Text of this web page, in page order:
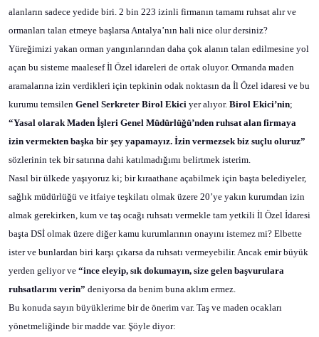
alanların sadece yedide biri. 2 bin 223 izinli firmanın tamamı ruhsat alır ve
ormanları talan etmeye başlarsa Antalya’nın hali nice olur dersiniz?
Yüreğimizi yakan orman yangınlarından daha çok alanın talan edilmesine yol
açan bu sisteme maalesef İl Özel idareleri de ortak oluyor. Ormanda maden
aramalarına izin verdikleri için tepkinin odak noktasın da İl Özel idaresi ve bu
kurumu temsilen Genel Serkreter Birol Ekici yer alıyor. Birol Ekici’nin;
“Yasal olarak Maden İşleri Genel Müdürlüğü’nden ruhsat alan firmaya
izin vermekten başka bir şey yapamayız. İzin vermezsek biz suçlu oluruz”
sözlerinin tek bir satırına dahi katılmadığımı belirtmek isterim.
Nasıl bir ülkede yaşıyoruz ki; bir kıraathane açabilmek için başta belediyeler,
sağlık müdürlüğü ve itfaiye teşkilatı olmak üzere 20’ye yakın kurumdan izin
almak gerekirken, kum ve taş ocağı ruhsatı vermekle tam yetkili İl Özel İdaresi
başta DSİ olmak üzere diğer kamu kurumlarının onayını istemez mi? Elbette
ister ve bunlardan biri karşı çıkarsa da ruhsatı vermeyebilir. Ancak emir büyük
yerden geliyor ve “ince eleyip, sık dokumayın, size gelen başvurulara
ruhsatlarını verin” deniyorsa da benim buna aklım ermez.
Bu konuda sayın büyüklerime bir de önerim var. Taş ve maden ocakları
yönetmeliğinde bir madde var. Şöyle diyor: